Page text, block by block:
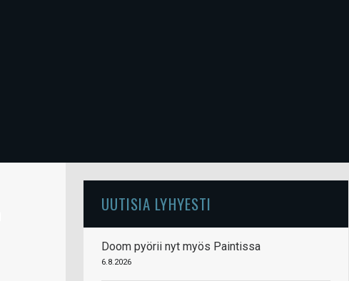
UUTISIA LYHYESTI
Doom pyörii nyt myös Paintissa
6.8.2026